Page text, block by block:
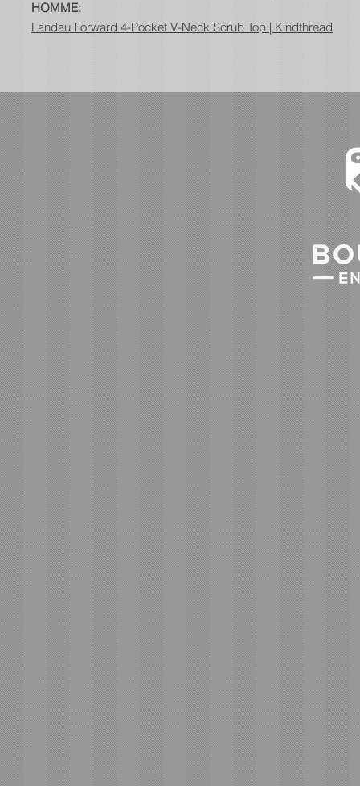
HOMME:
Landau Forward 4-Pocket V-Neck Scrub Top | Kindthread